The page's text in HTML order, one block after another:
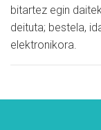
bitartez egin
deituta; bestela,
elektronikora.